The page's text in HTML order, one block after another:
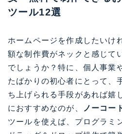
ツール12選
ホームページを作成したいけ
額な制作費がネックと感じて
でしょうか？特に、個人事業
たばかりの初心者にとって、
ち上げられる手段があれば嬉
におすすめなのが、
ノーコー
ツールを使えば、プログラミ